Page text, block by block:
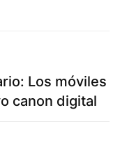
Los móviles
canon digital